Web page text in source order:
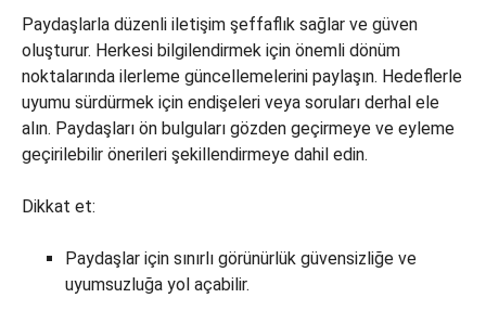
Paydaşlarla düzenli iletişim şeffaflık sağlar ve güven
oluşturur. Herkesi bilgilendirmek için önemli dönüm
noktalarında ilerleme güncellemelerini paylaşın. Hedeflerle
uyumu sürdürmek için endişeleri veya soruları derhal ele
alın. Paydaşları ön bulguları gözden geçirmeye ve eyleme
geçirilebilir önerileri şekillendirmeye dahil edin.
Dikkat et:
Paydaşlar için sınırlı görünürlük güvensizliğe ve
uyumsuzluğa yol açabilir.